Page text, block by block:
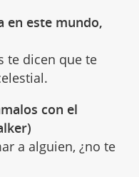
en este mundo,
te dicen que te
con el
a alguien, ¿no te